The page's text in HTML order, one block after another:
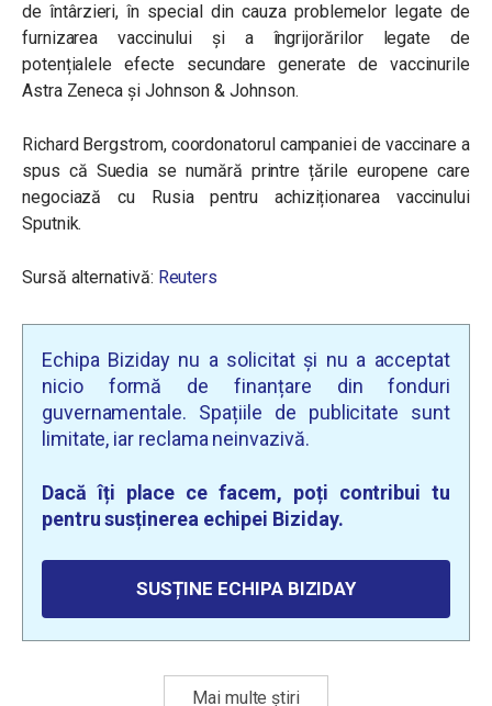
de întârzieri, în special din cauza problemelor legate de
furnizarea vaccinului și a îngrijorărilor legate de
potențialele efecte secundare generate de vaccinurile
Astra Zeneca și Johnson & Johnson.
Richard Bergstrom, coordonatorul campaniei de vaccinare a
spus că Suedia se numără printre țările europene care
negociază cu Rusia pentru achiziționarea vaccinului
Sputnik.
Sursă alternativă: Reuters
Echipa Biziday nu a solicitat și nu a acceptat
nicio formă de finanțare din fonduri
guvernamentale. Spațiile de publicitate sunt
limitate, iar reclama neinvazivă.
Dacă îți place ce facem, poți contribui tu
pentru susținerea echipei Biziday.
SUSȚINE ECHIPA BIZIDAY
Mai multe știri